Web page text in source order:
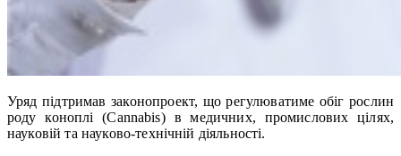
Уряд підтримав законопроект, що регулюватиме обіг рослин
роду коноплі (Cannabis) в медичних, промислових цілях,
науковій та науково-технічній діяльності.